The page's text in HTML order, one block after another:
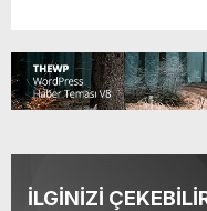
İLGİNİZİ